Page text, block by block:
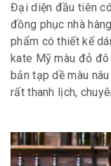
Đại diện đầu tiên
đồng phục nhà
phẩm có thiết kế
kate Mỹ màu đỏ
bản tạp dề màu
rất thanh lịch,